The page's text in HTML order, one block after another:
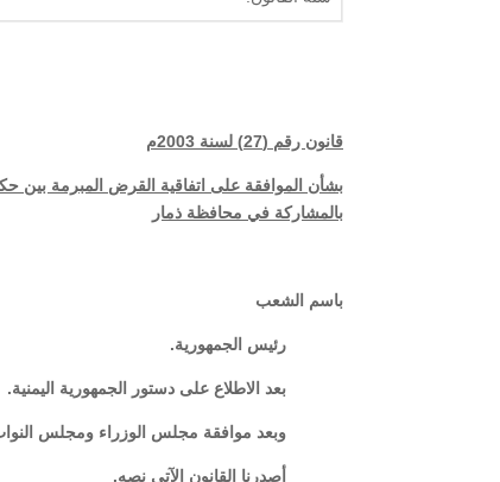
قانون رقم (27) لسنة 2003م
بشأن الموافقة على اتفاقية القرض المبرمة بين
بالمشاركة في محافظة ذمار
باسم الشعب
رئيس الجمهورية.
بعد الاطلاع على دستور الجمهورية اليمنية.
وبعد موافقة مجلس الوزراء ومجلس
أصدرنا القانون الآتي نصه.